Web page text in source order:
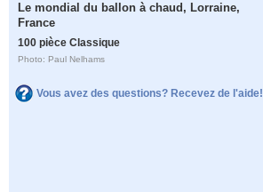
Le mondial du ballon à chaud, Lorraine,
France
100 pièce Classique
Photo: Paul Nelhams
Vous avez des questions? Recevez de l'aide!